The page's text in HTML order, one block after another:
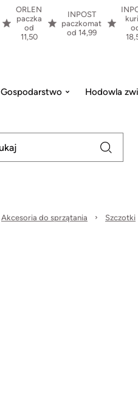
ORLEN
paczka
od
11,50
INPOST
paczkomat
od 14,99
Gospodarstwo Hodowla
Akcesoria do sprzątania Szczotki